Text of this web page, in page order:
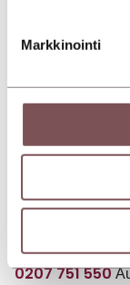
Markkinointi
Myynti
Avoinna
la 10 – 14
Puhelin
0207 751 545
0207 751 550